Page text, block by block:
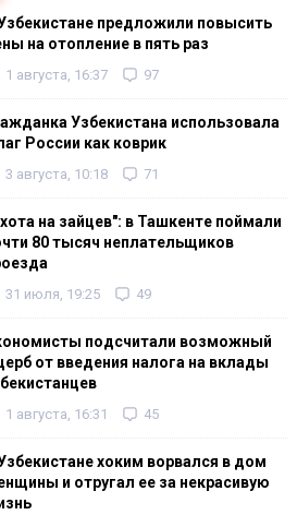
предложили повысить
на отопление в пять раз
1 августа, 16:37 97
Узбекистана использовала
России как коврик
3 августа, 10:18 71
на зайцев": в Ташкенте поймали
80 тысяч неплательщиков
31 июля, 19:25 49
подсчитали возможный
от введения налога на вклады
1 августа, 16:31 45
хоким ворвался в дом
и отругал ее за некрасивую